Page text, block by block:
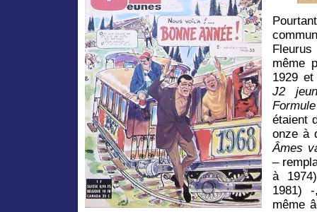
même
1929
J2
étaient
onze à
Âmes
–
à
1981)
même